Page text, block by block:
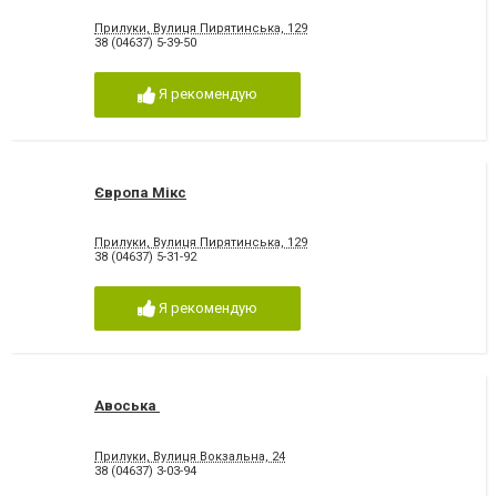
Прилуки, Вулиця Пирятинська, 129
38 (04637) 5-39-50
Я рекомендую
Європа Мікс
Прилуки, Вулиця Пирятинська, 129
38 (04637) 5-31-92
Я рекомендую
Авоська
Прилуки, Вулиця Вокзальна, 24
38 (04637) 3-03-94